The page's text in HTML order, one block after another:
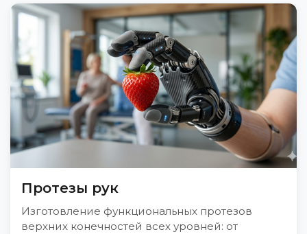
Протезы рук
Изготовление функциональных протезов
верхних конечностей всех уровней: от